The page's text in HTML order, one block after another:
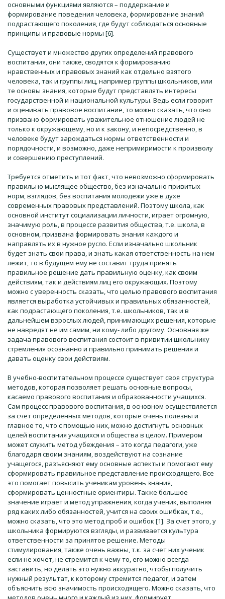
основными функциями являются – поддержание и
формирование поведения человека, формирование знаний
подрастающего поколения, где будут соблюдаться основные
принципы и правовые нормы [6].
Существует и множество других определений правового
воспитания, они также, сводятся к формированию
нравственных и правовых знаний как отдельно взятого
человека, так и группы лиц, например группы школьников, или
те основы знания, которые будут представлять интересы
государственной и национальной культуры. Ведь если говорит
и оценивать правовое воспитание, то можно сказать, что оно
призвано формировать уважительное отношение людей не
только к окружающему, но и к закону, и непосредственно, в
человеке будут зарождаться нормы ответственности и
порядочности, и возможно, даже непримиримости к произволу
и совершению преступлений.
Требуется отметить и тот факт, что невозможно сформировать
правильно мыслящее общество, без изначально привитых
норм, взглядов, без воспитания молодежи уже в духе
современных правовых представлений. Поэтому школа, как
основной институт социализации личности, играет огромную,
значимую роль, в процессе развития общества, т.е. школа, в
основном, призвана формировать знания каждого и
направлять их в нужное русло. Если изначально школьник
будет знать свои права, и знать какая ответственность на нем
лежит, то в будущем ему не составит труда принять
правильное решение дать правильную оценку, как своим
действиям, так и действиям лиц его окружающих. Поэтому
можно с уверенность сказать, что целью правового воспитания
является выработка устойчивых и правильных обязанностей,
как подрастающего поколения, т.е. школьников, так и в
дальнейшем взрослых людей, принимающих решения, которые
не навредят не им самим, ни кому- либо другому. Основная же
задача правового воспитания состоит в привитии школьнику
стремления осознанно и правильно принимать решения и
давать оценку свои действиям.
В учебно-воспитательном процессе существует своя структура
методов, которая позволяет решать основные вопросы,
касаемо правового воспитания и образованности учащихся.
Сам процесс правового воспитания, в основном осуществляется
за счет определенных методов, которые очень полезны и
главное то, что с помощью них, можно достигнуть основных
целей воспитания учащихся и общества в целом. Примером
может служить метод убеждения – это когда педагоги, уже
благодаря своим знаниям, воздействуют на сознание
учащегося, разъясняют ему основные аспекты и помогают ему
сформировать правильное представление происходящего. Все
это помогает повысить ученикам уровень знания,
сформировать ценностные ориентиры. Также большое
значение играет и метод упражнения, когда ученик, выполняя
ряд каких либо обязанностей, учится на своих ошибках, т.е.,
можно сказать, что это метод проб и ошибок [1]. За счет этого, у
школьника формируются взгляды, и развивается культура
ответственности за принятое решение. Методы
стимулирования, также очень важны, т.к. за счет них ученик
если не хочет, не стремится к чему то, его можно всегда
заставить, но делать это нужно аккуратно, чтобы получить
нужный результат, к которому стремится педагог, и затем
объяснить всю значимость происходящего. Можно сказать, что